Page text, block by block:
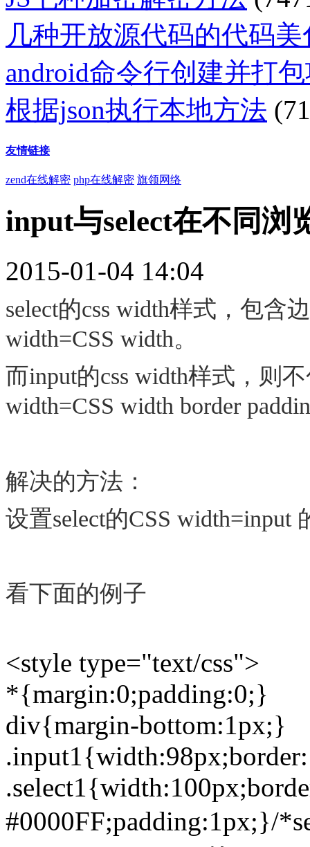
几种开放源代码的代码
android命令行创建并打
根据json执行本地方法
友情链接
zend在线解密 php在线解密 旗领网络
input与select在不同浏
2015-01-04 14:04
select的css width样式，包含
width=CSS width。
而input的css width样式，则
width=CSS width border
解决的方法：
设置select的CSS width=input
看下面的例子
<style type="text/css">
*{margin:0;padding:0;}
div{margin-bottom:1px;}
#0000FF;padding:1px;}/